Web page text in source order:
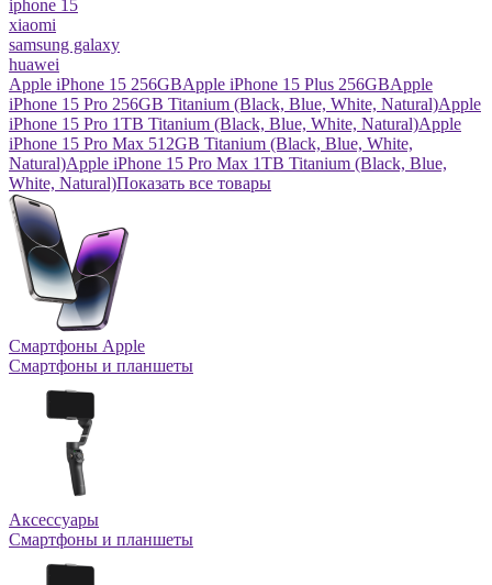
iphone 15
xiaomi
samsung galaxy
huawei
Apple iPhone 15 256GBApple iPhone 15 Plus 256GBApple
iPhone 15 Pro 256GB Titanium (Black, Blue, White, Natural)Apple
iPhone 15 Pro 1TB Titanium (Black, Blue, White, Natural)Apple
iPhone 15 Pro Max 512GB Titanium (Black, Blue, White,
Natural)Apple iPhone 15 Pro Max 1TB Titanium (Black, Blue,
White, Natural)Показать все товары
Смартфоны Apple
Смартфоны и планшеты
Аксессуары
Смартфоны и планшеты